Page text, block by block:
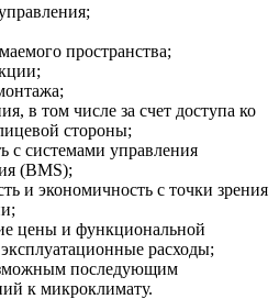
пространства;
в том числе за счет доступа ко
стороны;
с системами управления
(BMS);
и экономичность с точки зрения
цены и функциональной
расходы;
последующим
к микроклимату.